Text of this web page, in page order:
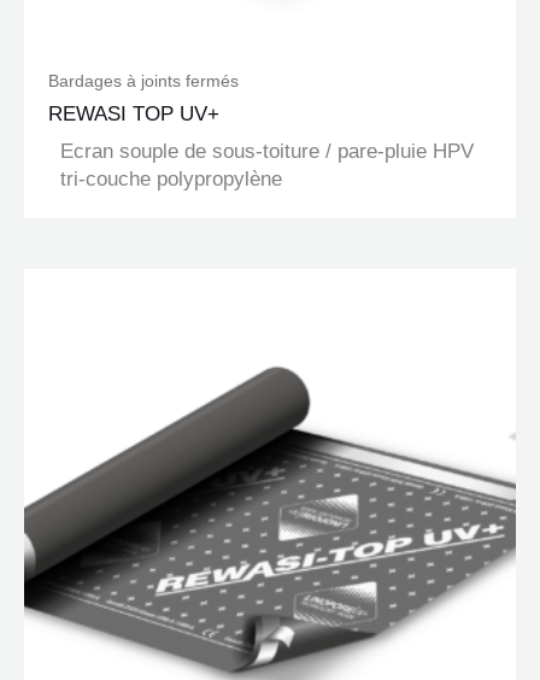
Bardages à joints fermés
REWASI TOP UV+
Ecran souple de sous-toiture / pare-pluie HPV
tri-couche polypropylène